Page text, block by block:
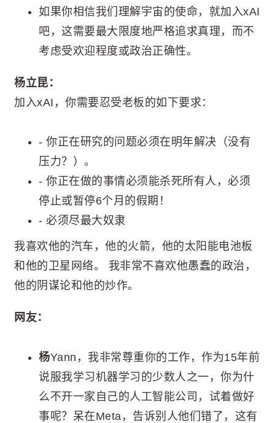
如果你相信我们理解宇宙的使命，就加入xAI
吧，这需要最大限度地严格追求真理，而不
考虑受欢迎程度或政治正确性。
杨立昆：
加入xAI，你需要忍受老板的如下要求：
- 你正在研究的问题必须在明年解决（没有
压力？）。
- 你正在做的事情必须能杀死所有人，必须
停止或暂停6个月的假期！
- 必须尽最大奴隶
我喜欢他的汽车，他的火箭，他的太阳能电池板
和他的卫星网络。 我非常不喜欢他愚蠢的政治，
他的阴谋论和他的炒作。
网友：
杨Yann，我非常尊重你的工作，作为15年前
说服我学习机器学习的少数人之一，你为什
么不开一家自己的人工智能公司，试着做好
事呢？呆在Meta，告诉别人他们错了，这有